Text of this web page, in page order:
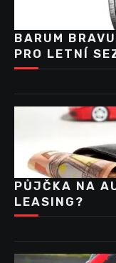
BARUM
PRO LETNÍ
PŮJČKA NA
LEASING?